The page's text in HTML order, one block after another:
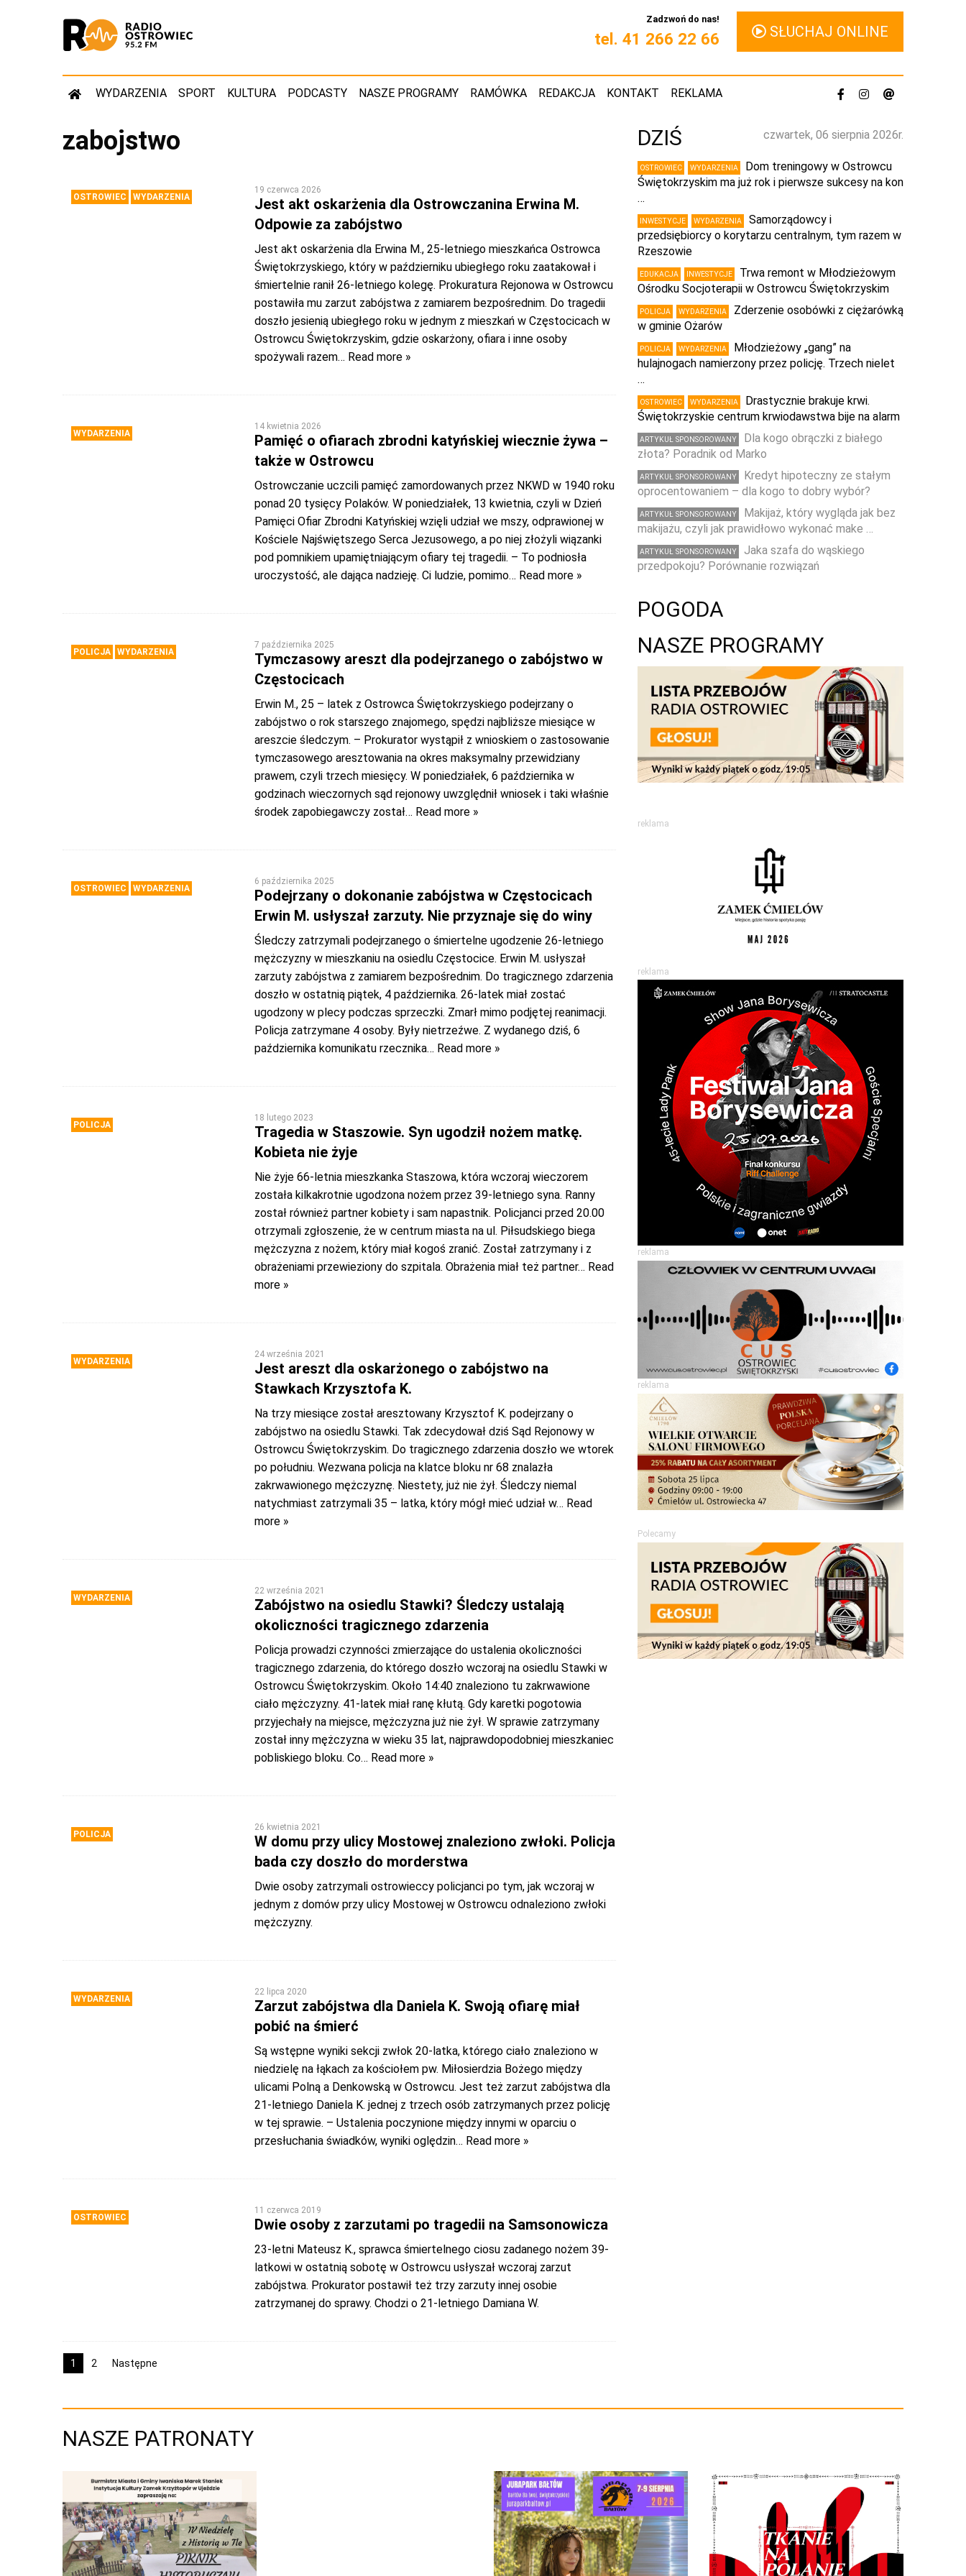
Zadzwoń do nas!
tel. 41 266 22 66 SŁUCHAJ ONLINE
WYDARZENIA SPORT KULTURA PODCASTY NASZE PROGRAMY RAMÓWKA REDAKCJA KONTAKT REKLAMA
zabojstwo
OSTROWIEC WYDARZENIA
19 czerwca 2026
Jest akt oskarżenia dla Ostrowczanina Erwina M.
Odpowie za zabójstwo
Jest akt oskarżenia dla Erwina M., 25-letniego mieszkańca Ostrowca
Świętokrzyskiego, który w październiku ubiegłego roku zaatakował i
śmiertelnie ranił 26-letniego kolegę. Prokuratura Rejonowa w Ostrowcu
postawiła mu zarzut zabójstwa z zamiarem bezpośrednim. Do tragedii
doszło jesienią ubiegłego roku w jednym z mieszkań w Częstocicach w
Ostrowcu Świętokrzyskim, gdzie oskarżony, ofiara i inne osoby
spożywali razem… Read more »
WYDARZENIA
14 kwietnia 2026
Pamięć o ofiarach zbrodni katyńskiej wiecznie żywa –
także w Ostrowcu
Ostrowczanie uczcili pamięć zamordowanych przez NKWD w 1940 roku
ponad 20 tysięcy Polaków. W poniedziałek, 13 kwietnia, czyli w Dzień
Pamięci Ofiar Zbrodni Katyńskiej wzięli udział we mszy, odprawionej w
Kościele Najświętszego Serca Jezusowego, a po niej złożyli wiązanki
pod pomnikiem upamiętniającym ofiary tej tragedii. – To podniosła
uroczystość, ale dająca nadzieję. Ci ludzie, pomimo… Read more »
POLICJA WYDARZENIA
7 października 2025
Tymczasowy areszt dla podejrzanego o zabójstwo w
Częstocicach
Erwin M., 25 – latek z Ostrowca Świętokrzyskiego podejrzany o
zabójstwo o rok starszego znajomego, spędzi najbliższe miesiące w
areszcie śledczym. – Prokurator wystąpił z wnioskiem o zastosowanie
tymczasowego aresztowania na okres maksymalny przewidziany
prawem, czyli trzech miesięcy. W poniedziałek, 6 października w
godzinach wieczornych sąd rejonowy uwzględnił wniosek i taki właśnie
środek zapobiegawczy został… Read more »
OSTROWIEC WYDARZENIA
6 października 2025
Podejrzany o dokonanie zabójstwa w Częstocicach
Erwin M. usłyszał zarzuty. Nie przyznaje się do winy
Śledczy zatrzymali podejrzanego o śmiertelne ugodzenie 26-letniego
mężczyzny w mieszkaniu na osiedlu Częstocice. Erwin M. usłyszał
zarzuty zabójstwa z zamiarem bezpośrednim. Do tragicznego zdarzenia
doszło w ostatnią piątek, 4 października. 26-latek miał zostać
ugodzony w plecy podczas sprzeczki. Zmarł mimo podjętej reanimacji.
Policja zatrzymane 4 osoby. Były nietrzeźwe. Z wydanego dziś, 6
października komunikatu rzecznika… Read more »
POLICJA
18 lutego 2023
Tragedia w Staszowie. Syn ugodził nożem matkę.
Kobieta nie żyje
Nie żyje 66-letnia mieszkanka Staszowa, która wczoraj wieczorem
została kilkakrotnie ugodzona nożem przez 39-letniego syna. Ranny
został również partner kobiety i sam napastnik. Policjanci przed 20.00
otrzymali zgłoszenie, że w centrum miasta na ul. Piłsudskiego biega
mężczyzna z nożem, który miał kogoś zranić. Został zatrzymany i z
obrażeniami przewieziony do szpitala. Obrażenia miał też partner… Read
more »
WYDARZENIA
24 września 2021
Jest areszt dla oskarżonego o zabójstwo na
Stawkach Krzysztofa K.
Na trzy miesiące został aresztowany Krzysztof K. podejrzany o
zabójstwo na osiedlu Stawki. Tak zdecydował dziś Sąd Rejonowy w
Ostrowcu Świętokrzyskim. Do tragicznego zdarzenia doszło we wtorek
po południu. Wezwana policja na klatce bloku nr 68 znalazła
zakrwawionego mężczyznę. Niestety, już nie żył. Śledczy niemal
natychmiast zatrzymali 35 – latka, który mógł mieć udział w… Read
more »
WYDARZENIA
22 września 2021
Zabójstwo na osiedlu Stawki? Śledczy ustalają
okoliczności tragicznego zdarzenia
Policja prowadzi czynności zmierzające do ustalenia okoliczności
tragicznego zdarzenia, do którego doszło wczoraj na osiedlu Stawki w
Ostrowcu Świętokrzyskim. Około 14:40 znaleziono tu zakrwawione
ciało mężczyzny. 41-latek miał ranę kłutą. Gdy karetki pogotowia
przyjechały na miejsce, mężczyzna już nie żył. W sprawie zatrzymany
został inny mężczyzna w wieku 35 lat, najprawdopodobniej mieszkaniec
pobliskiego bloku. Co… Read more »
POLICJA
26 kwietnia 2021
W domu przy ulicy Mostowej znaleziono zwłoki. Policja
bada czy doszło do morderstwa
Dwie osoby zatrzymali ostrowieccy policjanci po tym, jak wczoraj w
jednym z domów przy ulicy Mostowej w Ostrowcu odnaleziono zwłoki
mężczyzny.
WYDARZENIA
22 lipca 2020
Zarzut zabójstwa dla Daniela K. Swoją ofiarę miał
pobić na śmierć
Są wstępne wyniki sekcji zwłok 20-latka, którego ciało znaleziono w
niedzielę na łąkach za kościołem pw. Miłosierdzia Bożego między
ulicami Polną a Denkowską w Ostrowcu. Jest też zarzut zabójstwa dla
21-letniego Daniela K. jednej z trzech osób zatrzymanych przez policję
w tej sprawie. – Ustalenia poczynione między innymi w oparciu o
przesłuchania świadków, wyniki oględzin… Read more »
OSTROWIEC
11 czerwca 2019
Dwie osoby z zarzutami po tragedii na Samsonowicza
23-letni Mateusz K., sprawca śmiertelnego ciosu zadanego nożem 39-
latkowi w ostatnią sobotę w Ostrowcu usłyszał wczoraj zarzut
zabójstwa. Prokurator postawił też trzy zarzuty innej osobie
zatrzymanej do sprawy. Chodzi o 21-letniego Damiana W.
1 2 Następne
czwartek, 06 sierpnia 2026r.
DZIŚ
OSTROWIEC WYDARZENIA
Dom treningowy w Ostrowcu
Świętokrzyskim ma już rok i pierwsze sukcesy na kon
…
INWESTYCJE WYDARZENIA
Samorządowcy i
przedsiębiorcy o korytarzu centralnym, tym razem w
Rzeszowie
EDUKACJA INWESTYCJE
Trwa remont w Młodzieżowym
Ośrodku Socjoterapii w Ostrowcu Świętokrzyskim
POLICJA WYDARZENIA
Zderzenie osobówki z ciężarówką
w gminie Ożarów
POLICJA WYDARZENIA
Młodzieżowy „gang” na
hulajnogach namierzony przez policję. Trzech nielet
…
OSTROWIEC WYDARZENIA
Drastycznie brakuje krwi.
Świętokrzyskie centrum krwiodawstwa bije na alarm
ARTYKUŁ SPONSOROWANY
Dla kogo obrączki z białego
złota? Poradnik od Marko
ARTYKUŁ SPONSOROWANY
Kredyt hipoteczny ze stałym
oprocentowaniem – dla kogo to dobry wybór?
ARTYKUŁ SPONSOROWANY
Makijaż, który wygląda jak bez
makijażu, czyli jak prawidłowo wykonać make …
ARTYKUŁ SPONSOROWANY
Jaka szafa do wąskiego
przedpokoju? Porównanie rozwiązań
POGODA
NASZE PROGRAMY
reklama
reklama
reklama
reklama
Polecamy
NASZE PATRONATY